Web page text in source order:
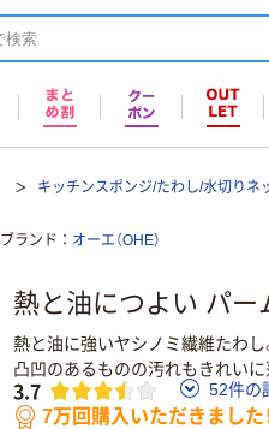
キッチンスポンジ/たわし/水切りネ
ブランド オーエ（OHE）
熱と油につよい パー
熱と油に強いヤシノミ繊維たわ
凸凹のあるものの汚れもきれいに
3.7 52件の
7万回購入いただきました